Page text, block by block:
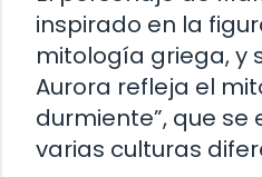
inspirado en la
mitología griega, y
Aurora refleja el
durmiente”, que se
varias culturas